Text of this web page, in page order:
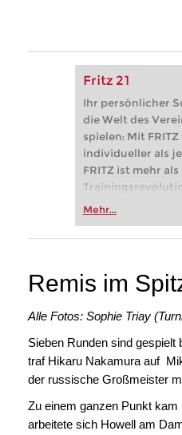
Fritz 21
Ihr persönlicher
die Welt des
spielen: Mit
individueller als
FRITZ ist mehr
Vereinsschachs
zuvor.
Mehr...
Remis im
Alle Fotos: Sophie Triay
Sieben Runden sind
traf Hikaru Nakamura auf
der russische Großmeister
Zu einem ganzen Punkt
arbeitete sich Howell am